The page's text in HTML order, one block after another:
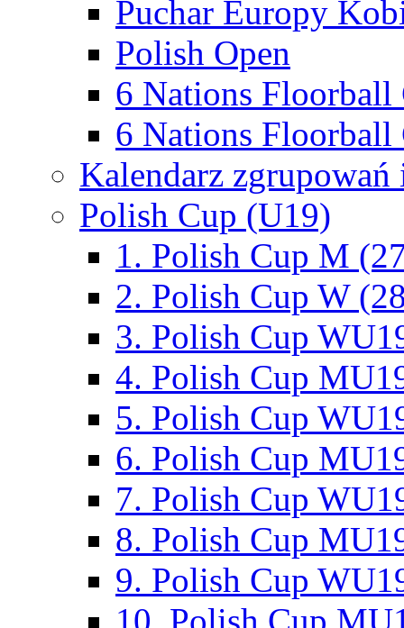
Puchar Europy
Polish Open
6 Nations Floorball
6 Nations Floorball
Kalendarz
Polish Cup (U19)
1. Polish Cup M
2. Polish Cup W
3. Polish Cup
4. Polish Cup
5. Polish Cup
6. Polish Cup
7. Polish Cup
8. Polish Cup
9. Polish Cup
10. Polish Cup